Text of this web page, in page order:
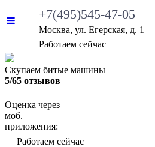
+7(495)545-47-05
Москва, ул. Егерская, д. 1
Работаем сейчас
Скупаем битые машины
5/65 отзывов
Оценка через
моб.
приложения:
Работаем сейчас